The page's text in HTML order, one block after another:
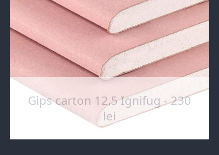
Gips carton 12,5 Ignifug - 230
lei